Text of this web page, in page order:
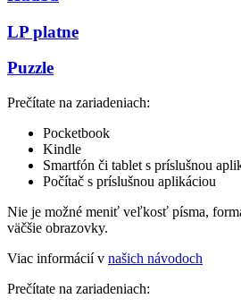
LP platne
Puzzle
Prečítate na zariadeniach:
Pocketbook
Kindle
Smartfón či tablet s príslušnou
Počítač s príslušnou aplikáciou
Nie je možné meniť veľkosť písma,
väčšie obrazovky.
Viac informácií v našich návodoch
Prečítate na zariadeniach: